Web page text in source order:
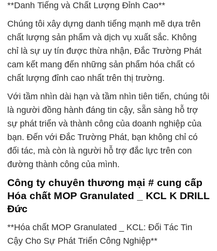
**Danh Tiếng và Chất Lượng Đỉnh Cao**
Chúng tôi xây dựng danh tiếng mạnh mẽ dựa trên
chất lượng sản phẩm và dịch vụ xuất sắc. Không
chỉ là sự uy tín được thừa nhận, Đắc Trường Phát
cam kết mang đến những sản phẩm hóa chất có
chất lượng đỉnh cao nhất trên thị trường.
Với tầm nhìn dài hạn và tầm nhìn tiên tiến, chúng tôi
là người đồng hành đáng tin cậy, sẵn sàng hỗ trợ
sự phát triển và thành công của doanh nghiệp của
bạn. Đến với Đắc Trường Phát, bạn không chỉ có
đối tác, mà còn là người hỗ trợ đắc lực trên con
đường thành công của mình.
Công ty chuyên thương mại # cung cấp
Hóa chất MOP Granulated _ KCL K DRILL
Đức
**Hóa chất MOP Granulated _ KCL: Đối Tác Tin
Cậy Cho Sự Phát Triển Công Nghiệp**